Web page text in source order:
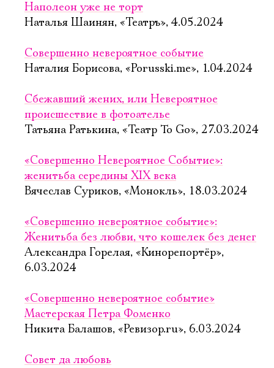
Наполеон уже не торт
Наталья Шаинян, «Театръ», 4.05.2024
Совершенно невероятное событие
Наталия Борисова, «Porusski.me», 1.04.2024
Сбежавший жених, или Невероятное
происшествие в фотоателье
Татьяна Ратькина, «Театр To Go», 27.03.2024
«Совершенно Невероятное Событие»:
женитьба середины XIX века
Вячеслав Суриков, «Монокль», 18.03.2024
«Совершенно невероятное событие»:
Женитьба без любви, что кошелек без денег
Александра Горелая, «Кинорепортёр»,
6.03.2024
«Совершенно невероятное событие»
Мастерская Петра Фоменко
Никита Балашов, «Ревизор.ru», 6.03.2024
Совет да любовь